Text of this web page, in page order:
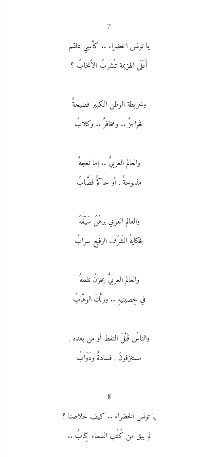
7
يا تونس الخضراء .. كأسي علقم
أَعَلَى الهزيمة تـُشربُ الأنخابُ ؟
وخريطة الوطن الكبير فضيحةٌ
فحواجزٌ .. ومخافرٌ .. وكلابُ
والعالم العربيُّ .. إما نعجةٌ
مذبوحةٌ , أو حاكمٌ قصَّابُ
والعالم العربي يرهُنُ سَيْفَهُ
فحكايةُ الشَرَف الرفيع سرابُ
والعالم العربيُّ يخزنُ نفطهُ
في خِصيتيهِ .. وربُّكَ الوهَّابُ
والناسُ قَبْلَ النفط أو من بعده ,
مستنزفونَ , فسادةٌ ودَوَابُ
8
يا تونس الخضراء .. كيف خلاصنا ؟
لم يبق من كُتُب السماء كِتابُ ..